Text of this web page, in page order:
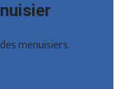
menuisiers.